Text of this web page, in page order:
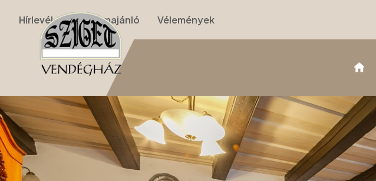
Hírlevél Programajánló Vélemények
Apartmanok › I. Apartman (földszinti kétszobás)